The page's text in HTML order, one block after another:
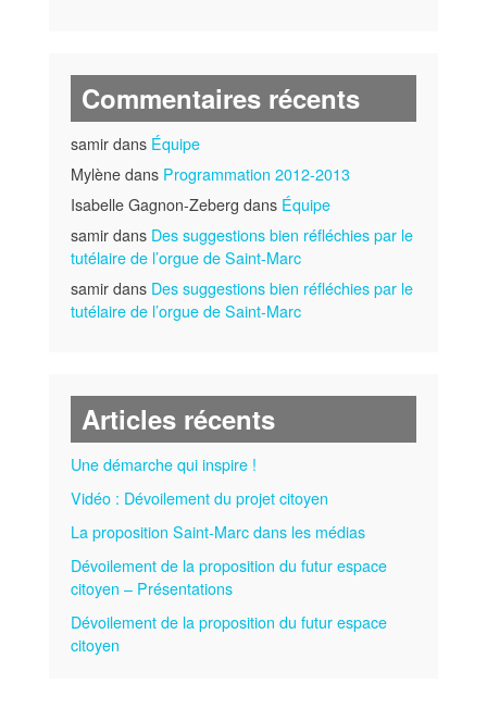
Commentaires récents
samir dans Équipe
Mylène dans Programmation 2012-2013
Isabelle Gagnon-Zeberg dans Équipe
samir dans Des suggestions bien réfléchies par le
tutélaire de l’orgue de Saint-Marc
samir dans Des suggestions bien réfléchies par le
tutélaire de l’orgue de Saint-Marc
Articles récents
Une démarche qui inspire !
Vidéo : Dévoilement du projet citoyen
La proposition Saint-Marc dans les médias
Dévoilement de la proposition du futur espace
citoyen – Présentations
Dévoilement de la proposition du futur espace
citoyen